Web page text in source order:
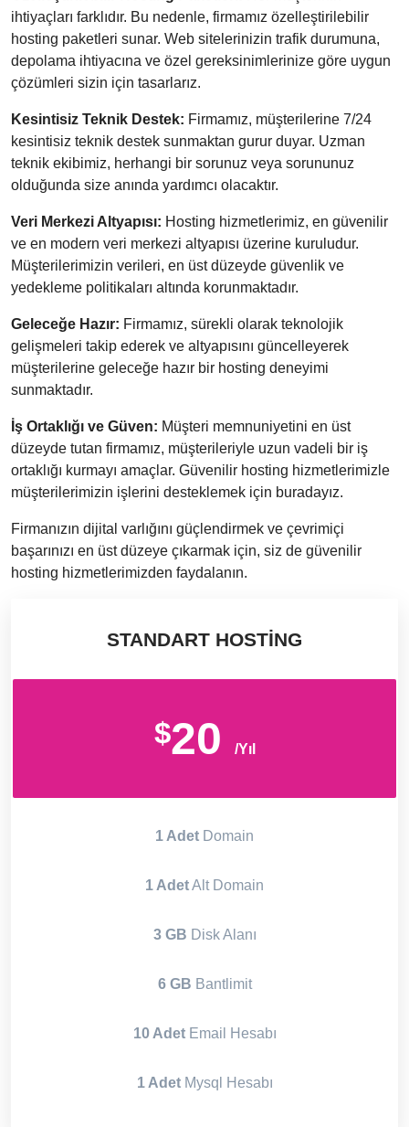
ihtiyaçları farklıdır. Bu nedenle, firmamız özelleştirilebilir
hosting paketleri sunar. Web sitelerinizin trafik durumuna,
depolama ihtiyacına ve özel gereksinimlerinize göre uygun
çözümleri sizin için tasarlarız.
Kesintisiz Teknik Destek: Firmamız, müşterilerine 7/24
kesintisiz teknik destek sunmaktan gurur duyar. Uzman
teknik ekibimiz, herhangi bir sorunuz veya sorununuz
olduğunda size anında yardımcı olacaktır.
Veri Merkezi Altyapısı: Hosting hizmetlerimiz, en güvenilir
ve en modern veri merkezi altyapısı üzerine kuruludur.
Müşterilerimizin verileri, en üst düzeyde güvenlik ve
yedekleme politikaları altında korunmaktadır.
Geleceğe Hazır: Firmamız, sürekli olarak teknolojik
gelişmeleri takip ederek ve altyapısını güncelleyerek
müşterilerine geleceğe hazır bir hosting deneyimi
sunmaktadır.
İş Ortaklığı ve Güven: Müşteri memnuniyetini en üst
düzeyde tutan firmamız, müşterileriyle uzun vadeli bir iş
ortaklığı kurmayı amaçlar. Güvenilir hosting hizmetlerimizle
müşterilerimizin işlerini desteklemek için buradayız.
Firmanızın dijital varlığını güçlendirmek ve çevrimiçi
başarınızı en üst düzeye çıkarmak için, siz de güvenilir
hosting hizmetlerimizden faydalanın.
STANDART HOSTING
$20 /Yıl
1 Adet Domain
1 AdetAlt Domain
3 GB Disk Alanı
6 GB Bantlimit
10 AdetEmail Hesabı
1 AdetMysql Hesabı